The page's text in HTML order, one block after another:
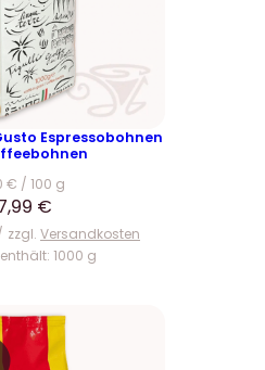
€
Espressobohnen
€ / 100 g
€
zzgl. Versandkosten
1000 g